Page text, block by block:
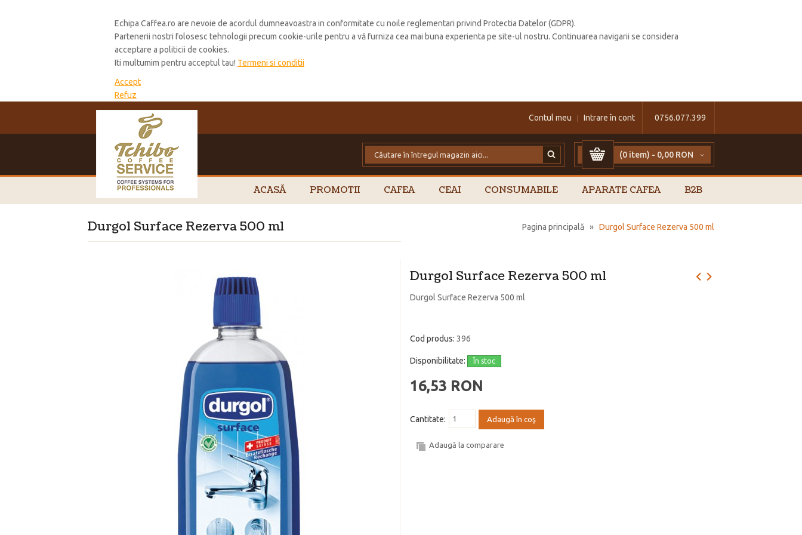
Echipa Caffea.ro are nevoie de acordul dumneavoastra in conformitate cu noile reglementari privind Protectia Datelor (GDPR).
Partenerii nostri folosesc tehnologii precum cookie-urile pentru a vă furniza cea mai buna experienta pe site-ul nostru. Continuarea navigarii se considera
acceptare a politicii de cookies.
Iti multumim pentru acceptul tau! Termeni si conditii
Accept
Refuz
0756.077.399
Contul meu Intrare în cont
(0 item) - 0,00 RON
ACASĂ PROMOTII CAFEA CEAI CONSUMABILE APARATE CAFEA B2B
Pagina principală » Durgol Surface Rezerva 500 ml
Durgol Surface Rezerva 500 ml
Durgol Surface Rezerva 500 ml
Durgol Surface Rezerva 500 ml
Cod produs: 396
Disponibilitate: În stoc
16,53 RON
Cantitate: Adaugă în coş
Adaugă la comparare